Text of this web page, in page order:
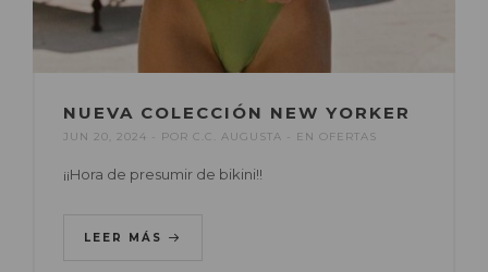
NUEVA COLECCIÓN NEW YORKER
JUN 20, 2024 POR C.C. AUGUSTA EN OFERTAS
¡¡Hora de presumir de bikini!!
LEER MÁS